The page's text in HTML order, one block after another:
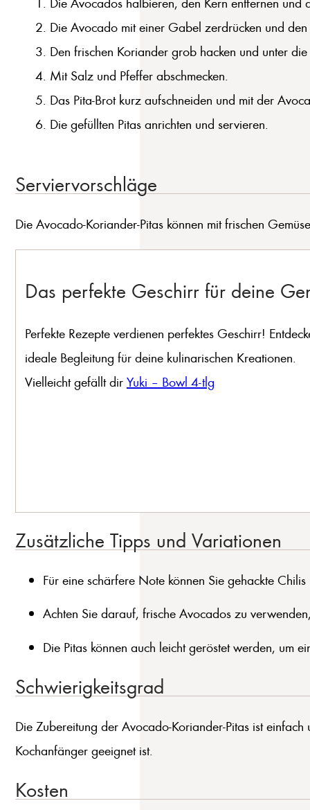
Die Avocado mit einer Gabel zerdrücken und
Den frischen Koriander grob hacken und unter
Mit Salz und Pfeffer abschmecken.
Das Pita-Brot kurz aufschneiden und mit der
Die gefüllten Pitas anrichten und servieren.
Serviervorschläge
Die Avocado-Koriander-Pitas können mit frischen
Das perfekte Geschirr für deine
Perfekte Rezepte verdienen perfektes Geschirr!
ideale Begleitung für deine kulinarischen Kreationen.
Vielleicht gefällt dir Yuki – Bowl 4-tlg
Zusätzliche Tipps und Variationen
Für eine schärfere Note können Sie gehackte
Achten Sie darauf, frische Avocados zu
Die Pitas können auch leicht geröstet werden, um
Schwierigkeitsgrad
Die Zubereitung der Avocado-Koriander-Pitas ist
Kochanfänger geeignet ist.
Kosten